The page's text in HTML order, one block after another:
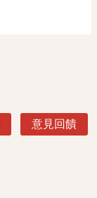
意見回饋